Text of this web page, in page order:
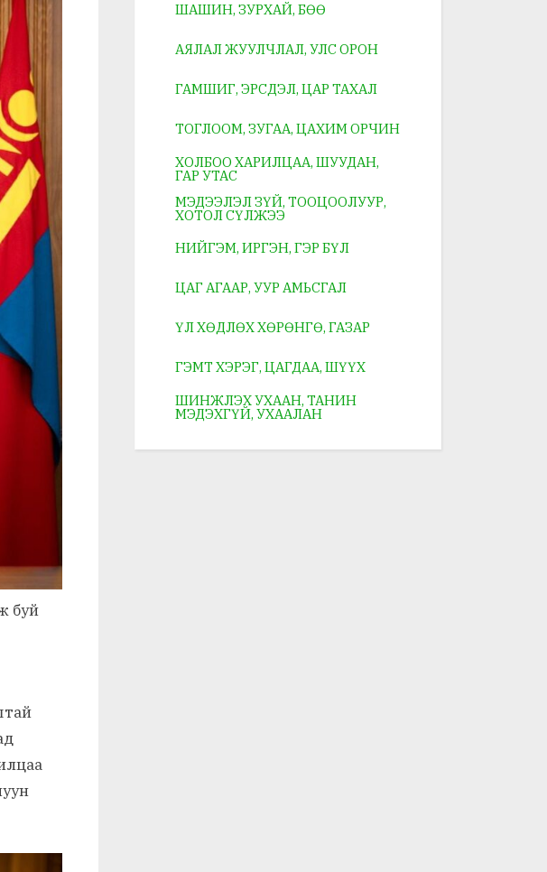
буй
ШАШИН, ЗУРХАЙ, БӨӨ
АЯЛАЛ ЖУУЛЧЛАЛ, УЛС ОРОН
ГАМШИГ, ЭРСДЭЛ, ЦАР ТАХАЛ
ТОГЛООМ, ЗУГАА, ЦАХИМ ОРЧИН
ХОЛБОО ХАРИЛЦАА, ШУУДАН,
ГАР УТАС
МЭДЭЭЛЭЛ ЗҮЙ, ТООЦООЛУУР,
ХОТОЛ СҮЛЖЭЭ
НИЙГЭМ, ИРГЭН, ГЭР БҮЛ
ЦАГ АГААР, УУР АМЬСГАЛ
ҮЛ ХӨДЛӨХ ХӨРӨНГӨ, ГАЗАР
ГЭМТ ХЭРЭГ, ЦАГДАА, ШҮҮХ
ШИНЖЛЭХ УХААН, ТАНИН
МЭДЭХГҮЙ, УХААЛАН